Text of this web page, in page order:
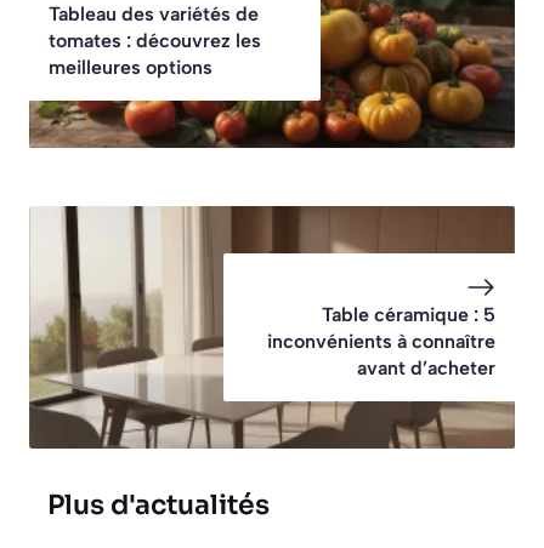
Tableau des variétés de
tomates : découvrez les
meilleures options
Table céramique : 5
inconvénients à connaître
avant d’acheter
Plus d'actualités